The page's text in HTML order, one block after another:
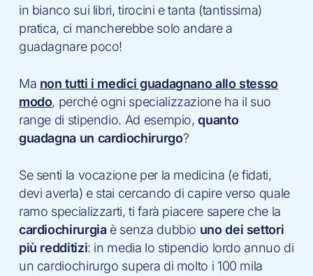
in bianco sui libri, tirocini e tanta (tantissima)
pratica, ci mancherebbe solo andare a
guadagnare poco!
Ma non tutti i medici guadagnano allo stesso
modo, perché ogni specializzazione ha il suo
range di stipendio. Ad esempio,quanto
guadagna un cardiochirurgo?
Se senti la vocazione per la medicina (e fidati,
devi averla) e stai cercando di capire verso quale
ramo specializzarti, ti farà piacere sapere che la
cardiochirurgiaè senza dubbio uno dei settori
più redditizi: in media lo stipendio lordo annuo di
un cardiochirurgo supera di molto i 100 mila